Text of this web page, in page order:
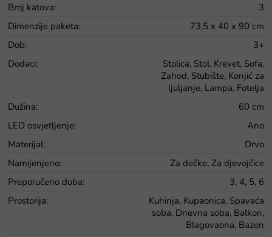
Broj katova:
3
Dimenzije paketa:
73,5 x 40 x 90 cm
Dob:
3+
Dodaci:
Stolica, Stol, Krevet, Sofa,
Zahod, Stubište, Konjić za
ljuljanje, Lampa, Fotelja
Dužina:
60 cm
LED osvjetljenje:
Ano
Materijal:
Drvo
Namijenjeno:
Za dečke, Za djevojčice
Preporučeno doba:
3, 4, 5, 6
Prostorija:
Kuhinja, Kupaonica, Spavaća
soba, Dnevna soba, Balkon,
Blagovaona, Bazen